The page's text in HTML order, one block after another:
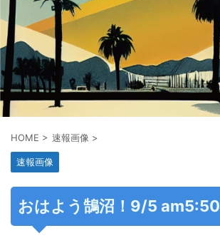
HOME > 速報画像 >
速報画像
おはよう鵠沼！9/5 am5:50